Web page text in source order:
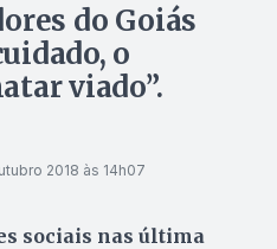
do Goiás
o
viado”.
2018 às 14h07
sociais nas última